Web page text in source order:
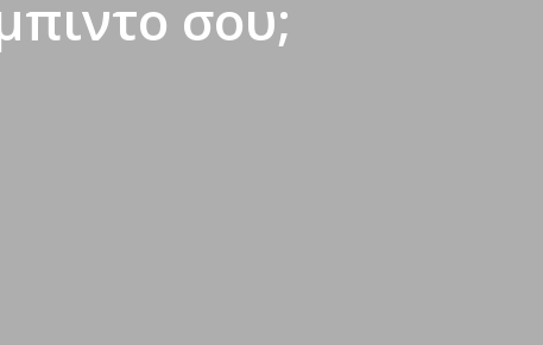
σου;